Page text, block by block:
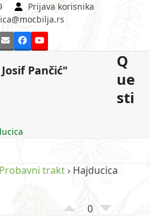
Prijava korisnika
EmailFacebookYouTube
Pančić"
Q
ue
sti
trakt› Hajducica
0